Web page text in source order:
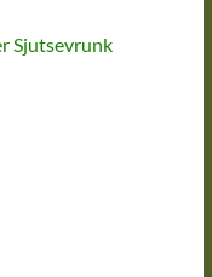
Sjutsevrunk